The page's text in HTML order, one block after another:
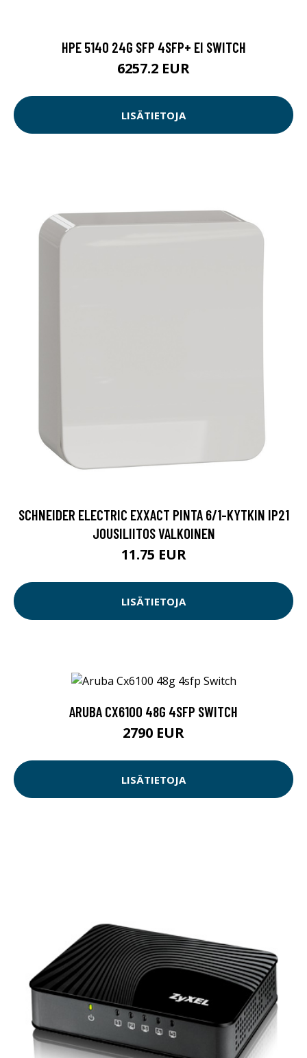
HPE 5140 24G SFP 4SFP+ EI SWITCH
6257.2 EUR
LISÄTIETOJA
SCHNEIDER ELECTRIC EXXACT PINTA 6/1-KYTKIN IP21
JOUSILIITOS VALKOINEN
11.75 EUR
LISÄTIETOJA
ARUBA CX6100 48G 4SFP SWITCH
2790 EUR
LISÄTIETOJA